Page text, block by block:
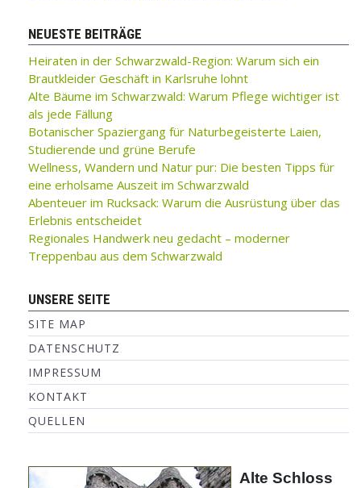
NEUESTE BEITRÄGE
Heiraten in der Schwarzwald-Region: Warum sich ein
Brautkleider Geschäft in Karlsruhe lohnt
Alte Bäume im Schwarzwald: Warum Pflege wichtiger ist
als jede Fällung
Botanischer Spaziergang für Naturbegeisterte Laien,
Studierende und grüne Berufe
Wellness, Wandern und Natur pur: Die besten Tipps für
eine erholsame Auszeit im Schwarzwald
Abenteuer im Rucksack: Warum die Ausrüstung über das
Erlebnis entscheidet
Regionales Handwerk neu gedacht – moderner
Treppenbau aus dem Schwarzwald
UNSERE SEITE
SITE MAP
DATENSCHUTZ
IMPRESSUM
KONTAKT
QUELLEN
Alte Schloss